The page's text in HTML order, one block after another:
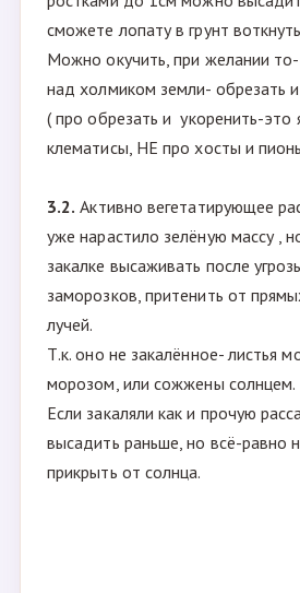
корни росли, светлое-чтобы
вытягивались
п. 3.Когда высаживать в
3.1. Не проснувшееся растение,
ростками до 1см можно
сможете лопату в грунт
Можно окучить, при желании то-
над холмиком земли- обрезать и
( про обрезать и укоренить-
клематисы, НЕ про хосты и
3.2.Активно вегетатирующее
уже нарастило зелёную массу ,